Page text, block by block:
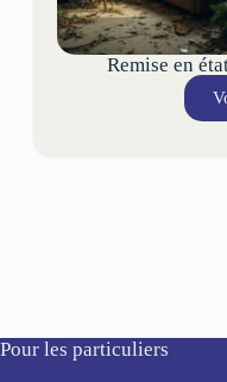
Remise en
Pour les particuliers